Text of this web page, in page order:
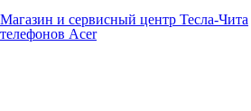
Магазин и сервисный центр Тесла-Чита
телефонов Acer